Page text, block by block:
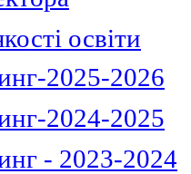
освіти
2025-2026
2024-2025
- 2023-2024